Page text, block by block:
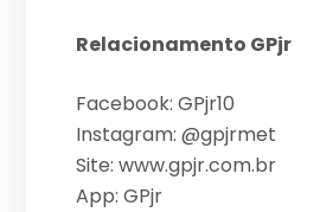
Relacionamento GPjr
Facebook: GPjr10
Instagram: @gpjrmet
Site: www.gpjr.com.br
App: GPjr